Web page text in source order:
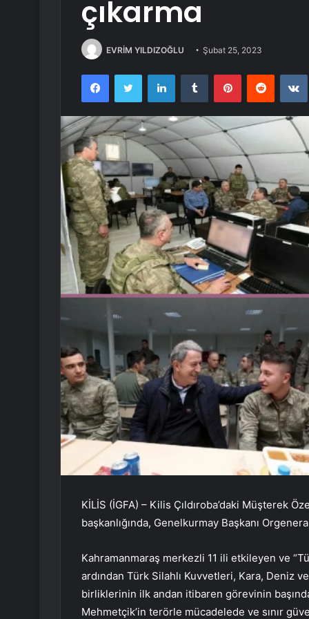
çıkarma
EVRİM YILDIZOĞLU Şubat 25, 2023
FacebookTwitter LinkedInTumblr PinterestReddit
KİLİS (İGFA) – Kilis Çıldıroba’daki Müşterek
başkanlığında, Genelkurmay Başkanı
Kahramanmaraş merkezli 11 ili etkileyen ve
ardından Türk Silahlı Kuvvetleri, Kara, Deniz
birliklerinin ilk andan itibaren görevinin
Mehmetçik’in terörle mücadelede ve sınır